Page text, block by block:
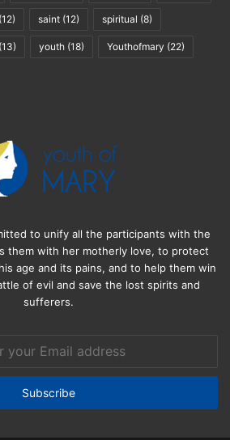
(12) saint (12) spiritual (8)
(13) youth (18) Youthofmary (22)
to unify all the participants with the
them with her motherly love, to protect
age and its pains, and to help them win
of evil and save the lost spirits and
sufferers.